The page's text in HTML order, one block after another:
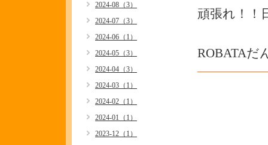
頑張れ！！
ROBATA
2024-08（3）
2024-07（3）
2024-06（1）
2024-05（3）
2024-04（3）
2024-03（1）
2024-02（1）
2024-01（1）
2023-12（1）